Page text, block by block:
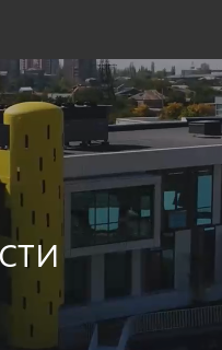
links dropdown button